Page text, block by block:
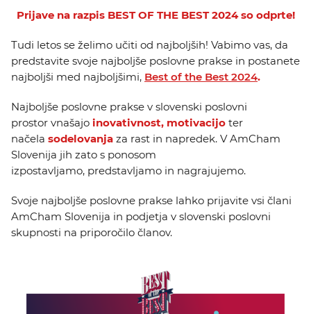
Želimo postati član
Prijave na razpis BEST OF THE BEST 2024 so odprte!
Tudi letos se želimo učiti od najboljših! Vabimo vas, da
predstavite svoje najboljše poslovne prakse in postanete
najboljši med najboljšimi, Best of the Best 2024.
Najboljše poslovne prakse v slovenski poslovni
prostor vnašajo inovativnost, motivacijo ter
načela sodelovanja za rast in napredek. V AmCham
Slovenija jih zato s ponosom
izpostavljamo, predstavljamo in nagrajujemo.
Svoje najboljše poslovne prakse lahko prijavite vsi člani
AmCham Slovenija in podjetja v slovenski poslovni
skupnosti na priporočilo članov.